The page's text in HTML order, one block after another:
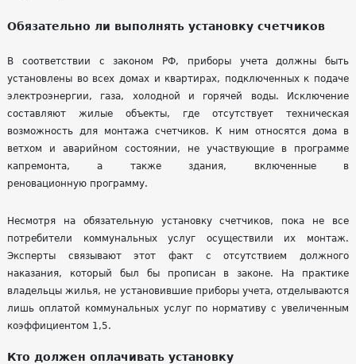
Обязательно ли выполнять установку счетчиков
В соответствии с законом РФ, приборы учета должны быть
установлены во всех домах и квартирах, подключенных к подаче
электроэнергии, газа, холодной и горячей воды. Исключение
составляют жилые объекты, где отсутствует техническая
возможность для монтажа счетчиков. К ним относятся дома в
ветхом и аварийном состоянии, не участвующие в программе
капремонта, а также здания, включенные в
реновационную программу.
Несмотря на обязательную установку счетчиков, пока не все
потребители коммунальных услуг осуществили их монтаж.
Эксперты связывают этот факт с отсутствием должного
наказания, который был бы прописан в законе. На практике
владельцы жилья, не установившие приборы учета, отделываются
лишь оплатой коммунальных услуг по нормативу с увеличенным
коэффициентом 1,5.
Кто должен оплачивать установку